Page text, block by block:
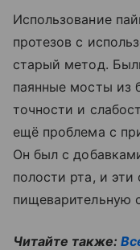
Использование
протезов с
старый метод.
паянные мосты из
точности и
ещё проблема с
Он был с
полости рта, и
пищеварительную
Читайте также: